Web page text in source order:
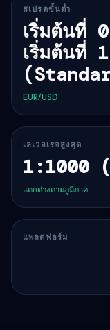
สเปรดขั้นต่ำ
เริ่มต้นที่
เริ่มต้นที่
EUR/USD
เลเวอเรจสูงสุด
1:1000
แตกต่างตามภูมิภาค
แพลตฟอร์ม